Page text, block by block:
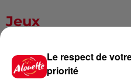
Jeux
Gagnez
festival
Le respect de
priorité